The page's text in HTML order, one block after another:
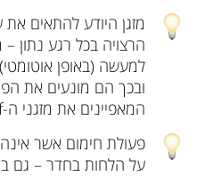
מזגן היודע להתאים
הרצויה בכל רגע נתון –
למעשה (באופן
ובכך הם מונעים את
המאפיינים את מזגני ה-ON/Off הרגילים.
פעולת חימום אשר
על הלחות בחדר – גם